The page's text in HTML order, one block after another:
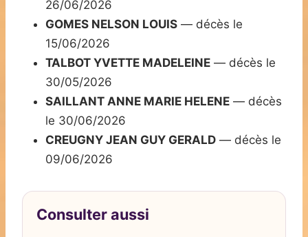
26/06/2026
GOMES NELSON LOUIS — décès le
15/06/2026
TALBOT YVETTE MADELEINE — décès le
30/05/2026
SAILLANT ANNE MARIE HELENE — décès
le 30/06/2026
CREUGNY JEAN GUY GERALD — décès le
09/06/2026
Consulter aussi